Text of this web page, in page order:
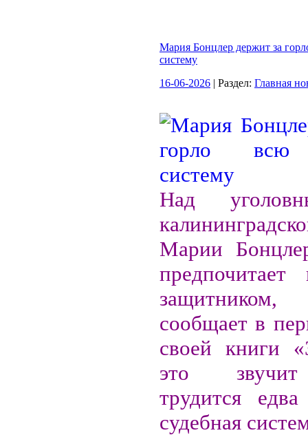
Мария Бонцлер держит за
систему
16-06-2026 | Раздел: Главная
Над
Марии
предпочитает
сообщает в
своей книги
это
трудится
судебная